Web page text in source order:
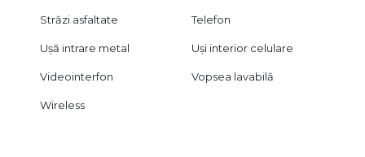
Străzi asfaltate Telefon
Ușă intrare metal Uși interior celulare
Videointerfon Vopsea lavabilă
Wireless